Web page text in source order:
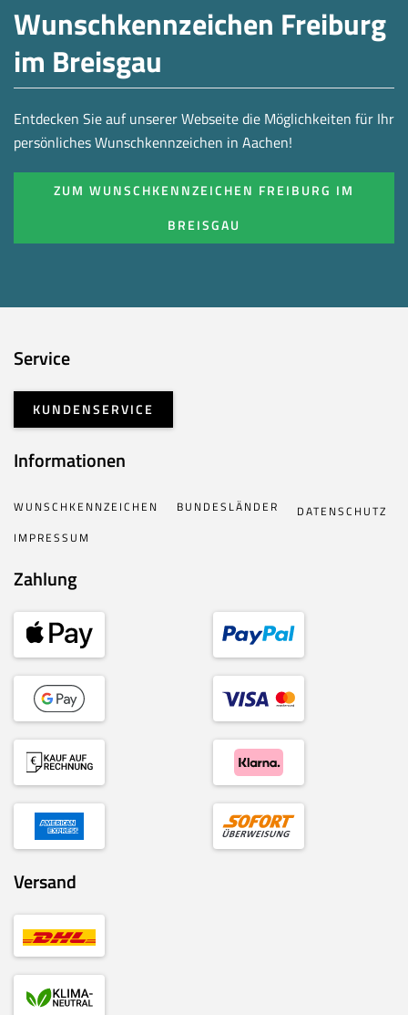
Wunschkennzeichen Freiburg
im Breisgau
Entdecken Sie auf unserer Webseite die Möglichkeiten für Ihr
persönliches Wunschkennzeichen in Aachen!
ZUM WUNSCHKENNZEICHEN FREIBURG IM
BREISGAU
Service
KUNDENSERVICE
Informationen
WUNSCHKENNZEICHEN BUNDESLÄNDER
DATENSCHUTZ
IMPRESSUM
Zahlung
Versand